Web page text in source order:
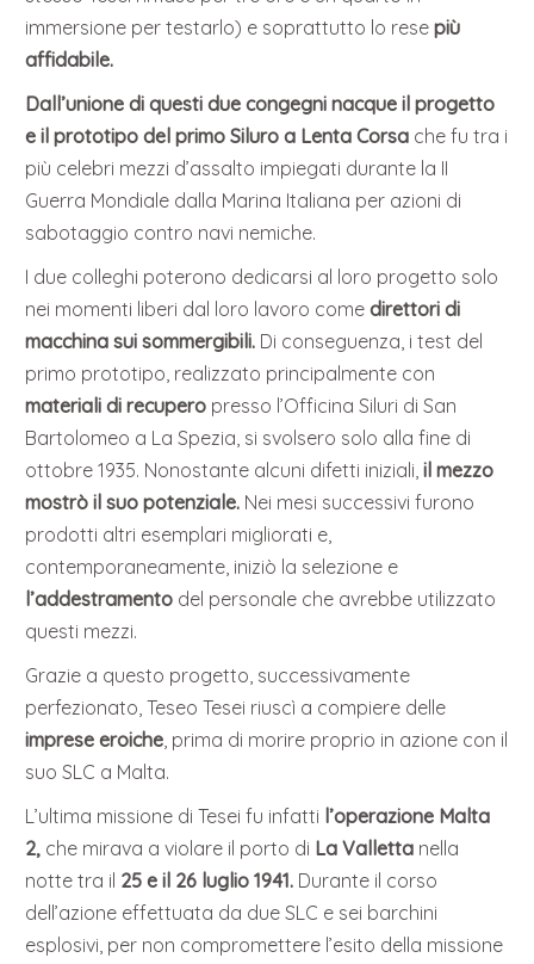
immersione per testarlo) e soprattutto lo resepiù
affidabile.
Dall’unione di questi due congegni nacque il progetto
e il prototipo del primo Siluro a Lenta Corsa che fu tra i
più celebri mezzi d’assalto impiegati durante la II
Guerra Mondiale dalla Marina Italiana per azioni di
sabotaggio contro navi nemiche.
I due colleghi poterono dedicarsi al loro progetto solo
nei momenti liberi dal loro lavoro comedirettori di
macchina sui sommergibili. Di conseguenza, i test del
primo prototipo, realizzato principalmente con
materiali di recupero presso l’Officina Siluri di San
Bartolomeo a La Spezia, si svolsero solo alla fine di
ottobre 1935. Nonostante alcuni difetti iniziali,il mezzo
mostrò il suo potenziale. Nei mesi successivi furono
prodotti altri esemplari migliorati e,
contemporaneamente, iniziò la selezione e
l’addestramento del personale che avrebbe utilizzato
questi mezzi.
Grazie a questo progetto, successivamente
perfezionato, Teseo Tesei riuscì a compiere delle
imprese eroiche, prima di morire proprio in azione con il
suo SLC a Malta.
L’ultima missione di Tesei fu infatti l’operazione Malta
2, che mirava a violare il porto di La Valletta nella
notte tra il 25 e il 26 luglio 1941. Durante il corso
dell’azione effettuata da due SLC e sei barchini
esplosivi, per non compromettere l’esito della missione